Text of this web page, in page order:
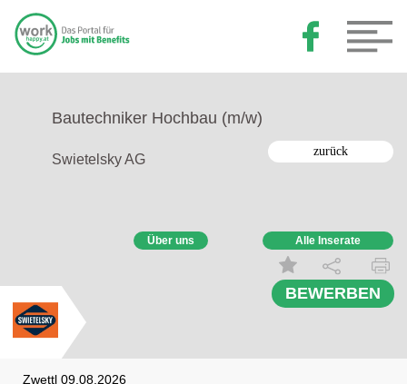
Bautechniker Hochbau (m/w)
zurück
Swietelsky AG
Über uns Alle Inserate
BEWERBEN
Zwettl 09.08.2026